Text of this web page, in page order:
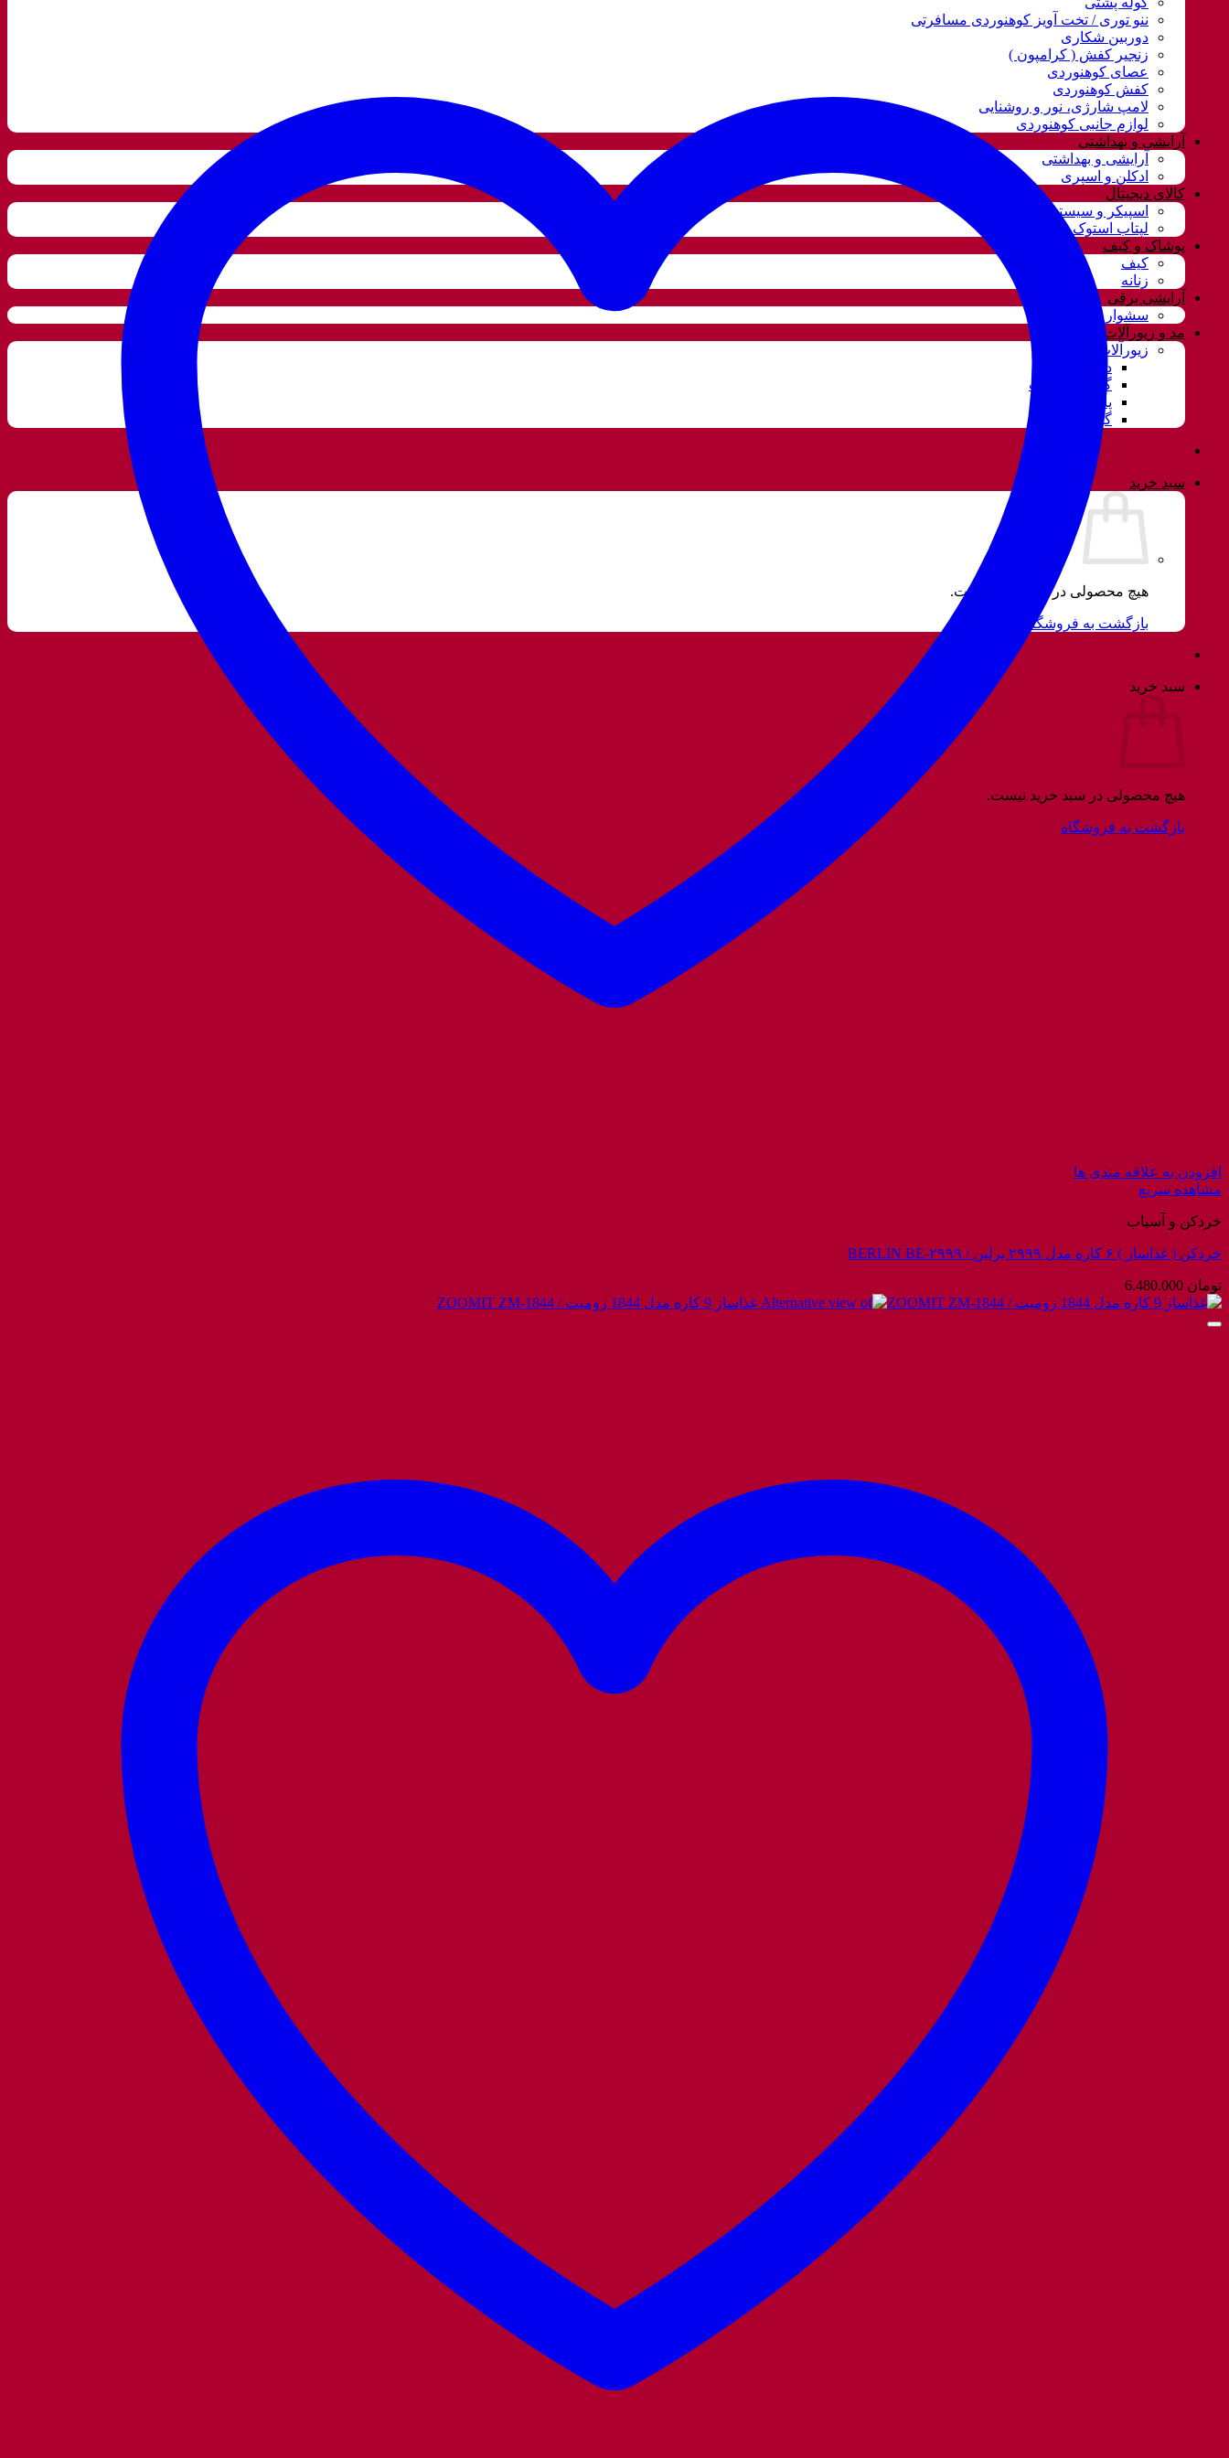
ننو توری / تخت آویز کوهنوردی مسافرتی
دوربین شکاری
زنجیر کفش ( کرامپون )
عصای کوهنوردی
کفش کوهنوردی
لامپ شارژی، نور و روشنایی
لوازم جانبی کوهنوردی
آرایشی و بهداشتی
آرایشی و بهداشتی
ادکلن و اسپری
کالای دیجیتال
اسپیکر و سیستم صوتی
لپتاب استوک
پوشاک و کیف
کیف
زنانه
آرایشی برقی
سشوار
مد و زیورآلات
زیورآلات و بدلیجات
دستبند
گردنبند و ست
پابند
گوشواره
سبد خرید
هیچ محصولی در سبد خرید نیست.
بازگشت به فروشگاه
سبد خرید
هیچ محصولی در سبد خرید نیست.
بازگشت به فروشگاه
افزودن به علاقه مندی ها
مشاهده سریع
خردکن و آسیاب
خردکن ( غذاساز ) ۶ کاره مدل ۲۹۹۹ برلین / BERLIN BE-۲۹۹۹
تومان